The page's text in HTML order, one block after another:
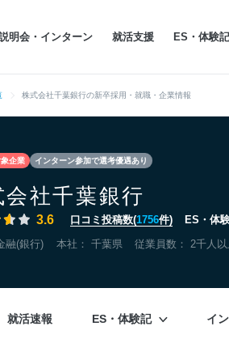
明会・インターン 就活支援 ES・体験記
株式会社千葉銀行の新卒採用・就職・企業情報
企業 インターン参加で選考優遇あり
会社千葉銀行
3.6 口コミ投稿数(1756件) ES・体
融(銀行) 本社： 千葉県 従業員数： 2千人
就活速報 ES・体験記 イ